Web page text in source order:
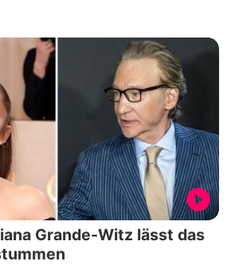
Grande-Witz lässt das